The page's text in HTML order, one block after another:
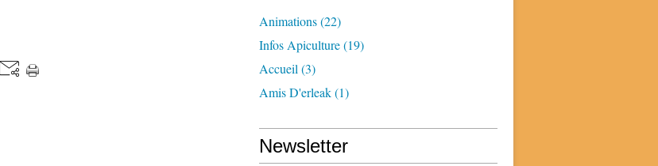
Animations(22)
Infos Apiculture(19)
Accueil (3)
Amis D'erleak(1)
Newsletter